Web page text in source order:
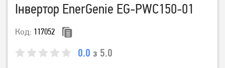
Інвертор EnerGenie EG-PWC150-01
Код: 117052
0.0 з 5.0